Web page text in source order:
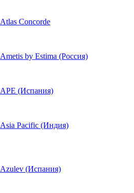
Atlas Concorde
Ametis by Estima (Россия)
APE (Испания)
Asia Pacific (Индия)
Azulev (Испания)